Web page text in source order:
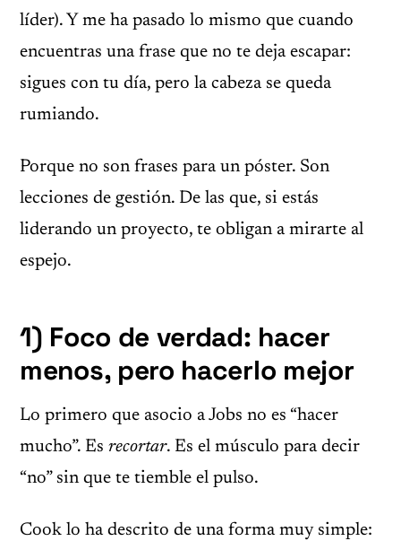
líder). Y me ha pasado lo mismo que cuando
encuentras una frase que no te deja escapar:
sigues con tu día, pero la cabeza se queda
rumiando.
Porque no son frases para un póster. Son
lecciones de gestión. De las que, si estás
liderando un proyecto, te obligan a mirarte al
espejo.
1) Foco de verdad: hacer
menos, pero hacerlo mejor
Lo primero que asocio a Jobs no es “hacer
mucho”. Es recortar. Es el músculo para decir
“no” sin que te tiemble el pulso.
Cook lo ha descrito de una forma muy simple: